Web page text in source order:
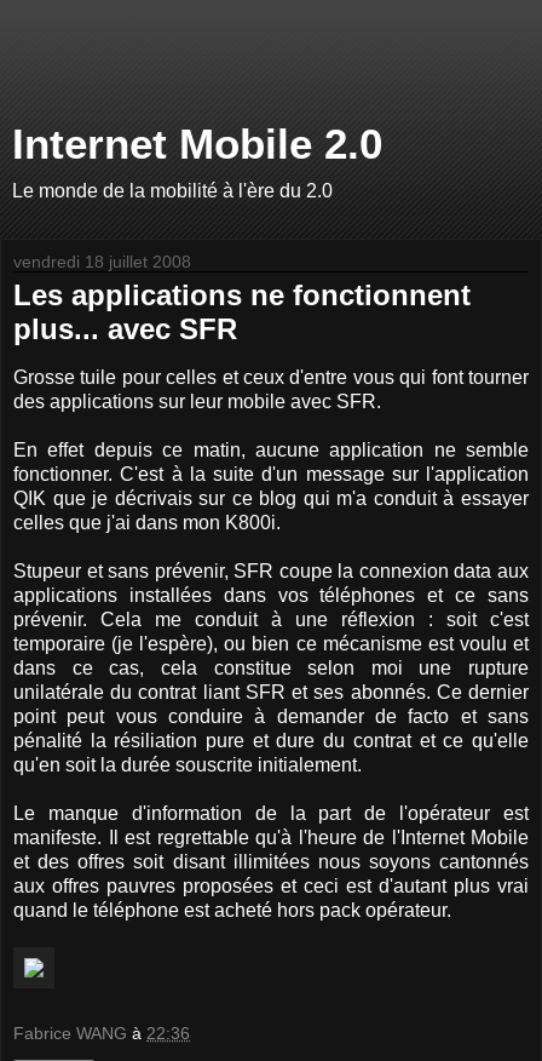
Internet Mobile 2.0
Le monde de la mobilité à l'ère du 2.0
vendredi 18 juillet 2008
Les applications ne fonctionnent
plus... avec SFR
Grosse tuile pour celles et ceux d'entre vous qui font tourner
des applications sur leur mobile avec SFR.
En effet depuis ce matin, aucune application ne semble
fonctionner. C'est à la suite d'un message sur l'application
QIK que je décrivais sur ce blog qui m'a conduit à essayer
celles que j'ai dans mon K800i.
Stupeur et sans prévenir, SFR coupe la connexion data aux
applications installées dans vos téléphones et ce sans
prévenir. Cela me conduit à une réflexion : soit c'est
temporaire (je l'espère), ou bien ce mécanisme est voulu et
dans ce cas, cela constitue selon moi une rupture
unilatérale du contrat liant SFR et ses abonnés. Ce dernier
point peut vous conduire à demander de facto et sans
pénalité la résiliation pure et dure du contrat et ce qu'elle
qu'en soit la durée souscrite initialement.
Le manque d'information de la part de l'opérateur est
manifeste. Il est regrettable qu'à l'heure de l'Internet Mobile
et des offres soit disant illimitées nous soyons cantonnés
aux offres pauvres proposées et ceci est d'autant plus vrai
quand le téléphone est acheté hors pack opérateur.
Fabrice WANG à 22:36